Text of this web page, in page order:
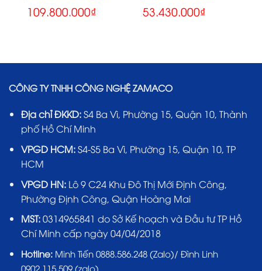
109.800.000₫ 53.430.000₫
CÔNG TY TNHH CÔNG NGHỆ ZAMACO
Địa chỉ ĐKKD:S4 Ba Vì, Phường 15, Quận 10, Thành
phố Hồ Chí Minh
VPGD HCM:S4-S5 Ba Vì, Phường 15, Quận 10, TP
HCM
VPGD HN:Lô 9 C24 Khu Đô Thị Mới Định Công,
Phường Định Công, Quận Hoàng Mai
MST:0314965841 do Sở Kế hoạch và Đầu tư TP Hồ
Chí Minh cấp ngày 04/04/2018
Hotline: Minh Tiến 0888.586.248 (Zalo)/ Đình Linh
0902.115.509 (zalo)